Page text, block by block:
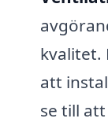
kvalitet.
att
se till